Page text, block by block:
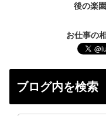
後の楽
お仕事の
ブログ内を検索